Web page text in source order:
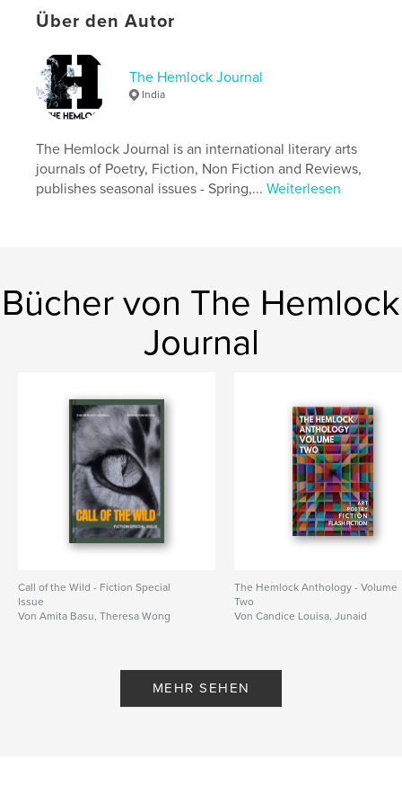
Veröffentlichungsdatum:
Schlüsselwörter
lit mag The hemlock journal issue 10
Über den Autor
The Hemlock Journal
India
The Hemlock Journal is an international literary arts
journals of Poetry, Fiction, Non Fiction and Reviews,
publishes seasonal issues - Spring,...Weiterlesen
Bücher von The Hemlock
Journal
Call of the Wild - Fiction Special
Issue
Von Amita Basu, Theresa Wong
The Hemlock Anthology - Volume
Two
Von Candice Louisa, Junaid
MEHR SEHEN